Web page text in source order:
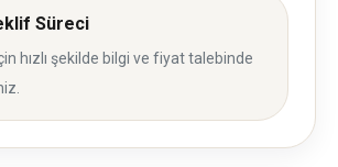
Süreci
hızlı şekilde bilgi ve fiyat talebinde